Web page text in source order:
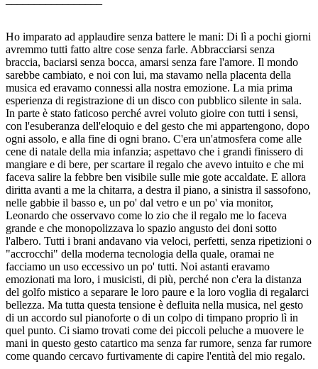
Ho imparato ad applaudire senza battere le mani: Di lì a pochi giorni
avremmo tutti fatto altre cose senza farle. Abbracciarsi senza
braccia, baciarsi senza bocca, amarsi senza fare l'amore. Il mondo
sarebbe cambiato, e noi con lui, ma stavamo nella placenta della
musica ed eravamo connessi alla nostra emozione. La mia prima
esperienza di registrazione di un disco con pubblico silente in sala.
In parte è stato faticoso perché avrei voluto gioire con tutti i sensi,
con l'esuberanza dell'eloquio e del gesto che mi appartengono, dopo
ogni assolo, e alla fine di ogni brano. C'era un'atmosfera come alle
cene di natale della mia infanzia; aspettavo che i grandi finissero di
mangiare e di bere, per scartare il regalo che avevo intuito e che mi
faceva salire la febbre ben visibile sulle mie gote accaldate. E allora
diritta avanti a me la chitarra, a destra il piano, a sinistra il sassofono,
nelle gabbie il basso e, un po' dal vetro e un po' via monitor,
Leonardo che osservavo come lo zio che il regalo me lo faceva
grande e che monopolizzava lo spazio angusto dei doni sotto
l'albero. Tutti i brani andavano via veloci, perfetti, senza ripetizioni o
"accrocchi" della moderna tecnologia della quale, oramai ne
facciamo un uso eccessivo un po' tutti. Noi astanti eravamo
emozionati ma loro, i musicisti, di più, perché non c'era la distanza
del golfo mistico a separare le loro paure e la loro voglia di regalarci
bellezza. Ma tutta questa tensione è defluita nella musica, nel gesto
di un accordo sul pianoforte o di un colpo di timpano proprio lì in
quel punto. Ci siamo trovati come dei piccoli peluche a muovere le
mani in questo gesto catartico ma senza far rumore, senza far rumore
come quando cercavo furtivamente di capire l'entità del mio regalo.